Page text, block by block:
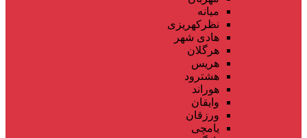
میانه
نظرکهریزی
هادی شهر
هرگلان
هریس
هشترود
هوراند
وایقان
ورزقان
یامچی